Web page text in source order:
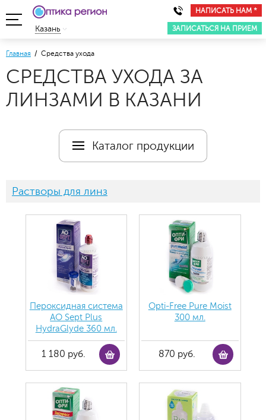
НАПИСАТЬ НАМ *
ЗАПИСАТЬСЯ НА ПРИЕМ
Казань
Главная / Средства ухода
СРЕДСТВА УХОДА ЗА
ЛИНЗАМИ В КАЗАНИ
Каталог продукции
Растворы для линз
Пероксидная система
AO Sept Plus
HydraGlyde 360 мл.
1 180 руб.
Opti-Free Pure Moist
300 мл.
870 руб.